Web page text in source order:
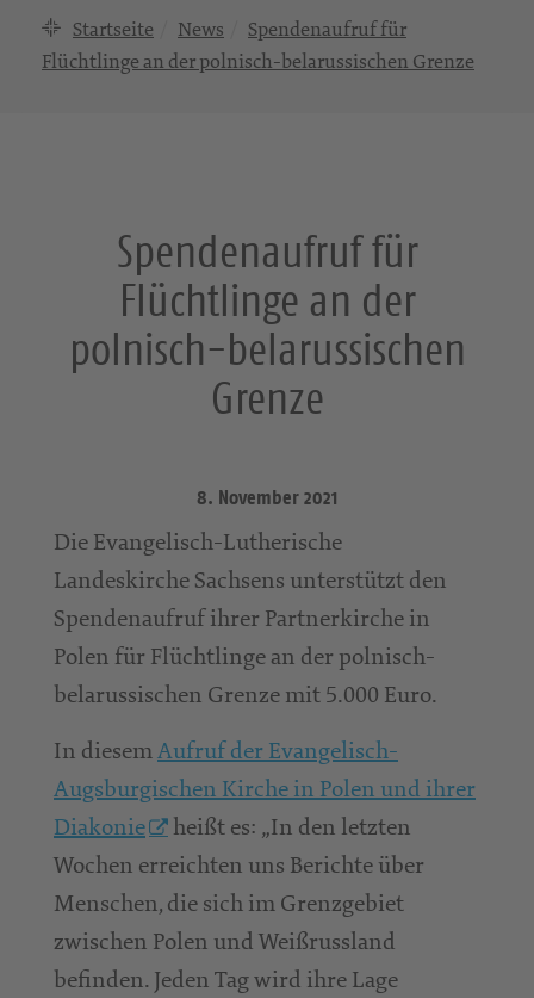
Startseite News
Spendenaufruf für
Flüchtlinge an der polnisch-belarussischen Grenze
Spendenaufruf für
Flüchtlinge an der
polnisch-belarussischen
Grenze
8. November 2021
Die Evangelisch-Lutherische
Landeskirche Sachsens unterstützt den
Spendenaufruf ihrer Partnerkirche in
Polen für Flüchtlinge an der polnisch-
belarussischen Grenze mit 5.000 Euro.
In diesemAufruf der Evangelisch-
Augsburgischen Kirche in Polen und ihrer
Diakonie
heißt es: „In den letzten
Wochen erreichten uns Berichte über
Menschen, die sich im Grenzgebiet
zwischen Polen und Weißrussland
befinden. Jeden Tag wird ihre Lage